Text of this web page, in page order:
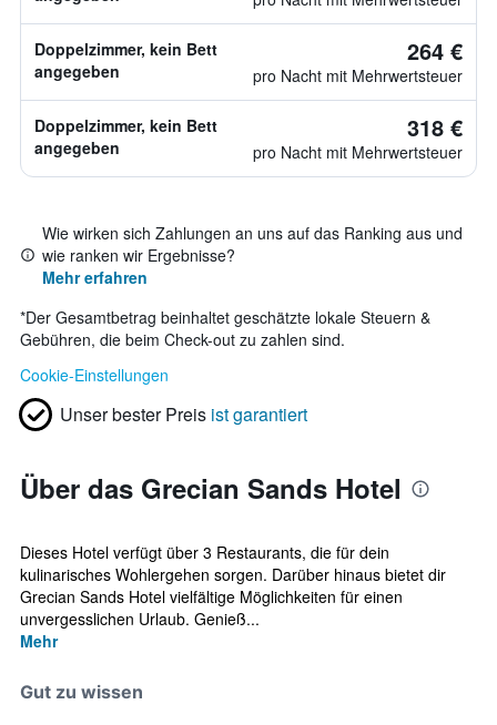
Doppelzimmer, kein Bett
angegeben
264 €
pro Nacht mit Mehrwertsteuer
Doppelzimmer, kein Bett
angegeben
318 €
pro Nacht mit Mehrwertsteuer
Wie wirken sich Zahlungen an uns auf das Ranking aus und
wie ranken wir Ergebnisse?
Mehr erfahren
*Der Gesamtbetrag beinhaltet geschätzte lokale Steuern &
Gebühren, die beim Check-out zu zahlen sind.
Cookie-Einstellungen
Unser bester Preis ist garantiert
Über das Grecian Sands Hotel
Dieses Hotel verfügt über 3 Restaurants, die für dein
kulinarisches Wohlergehen sorgen. Darüber hinaus bietet dir
Grecian Sands Hotel vielfältige Möglichkeiten für einen
unvergesslichen Urlaub. Genieß...
Mehr
Gut zu wissen